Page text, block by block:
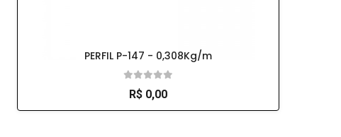
PERFIL P-147 - 0,308Kg/m
R$ 0,00